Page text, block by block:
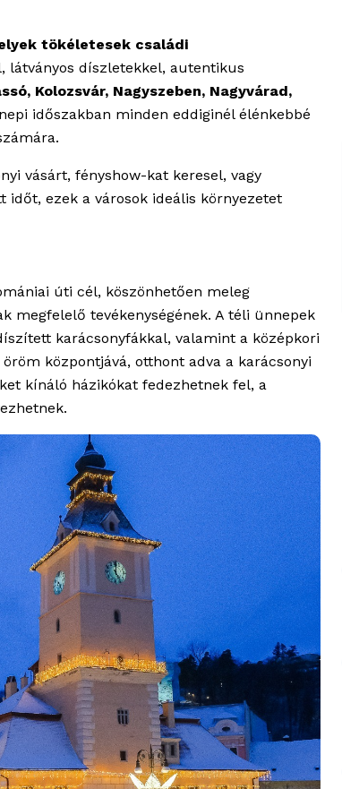
tökéletesek családi
látványos díszletekkel, autentikus
Kolozsvár, Nagyszeben, Nagyvárad,
időszakban minden eddiginél élénkebbé
vásárt, fényshow-kat keresel, vagy
időt, ezek a városok ideális környezetet
úti cél, köszönhetően meleg
megfelelő tevékenységének. A téli ünnepek
karácsonyfákkal, valamint a középkori
központjává, otthont adva a karácsonyi
kínáló házikókat fedezhetnek fel, a